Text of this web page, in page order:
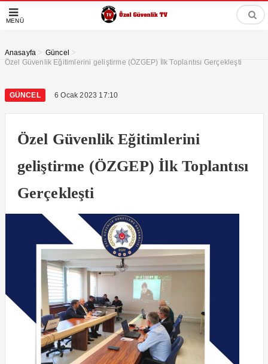
MENÜ
Anasayfa > Güncel >
Özel Güvenlik Eğitimlerini geliştirme (ÖZGEP) İlk Toplantısı Gerçekleşti
GÜNCEL 6 Ocak 2023 17:10
Özel Güvenlik Eğitimlerini
geliştirme (ÖZGEP) İlk Toplantısı
Gerçekleşti